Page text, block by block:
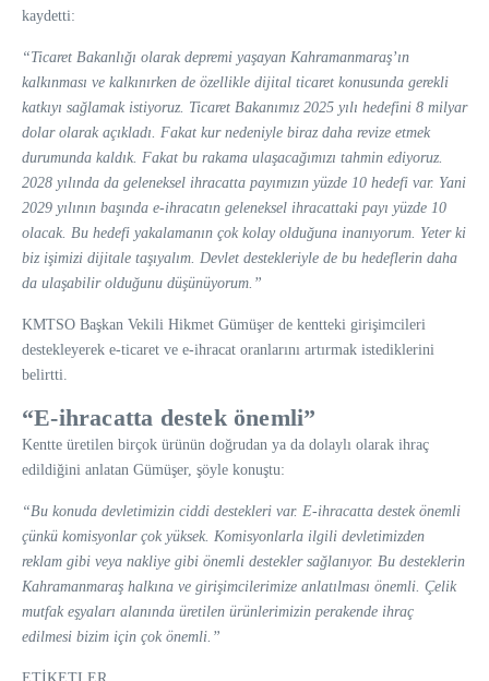
kaydetti:
“Ticaret Bakanlığı olarak depremi yaşayan Kahramanmaraş’ın
kalkınması ve kalkınırken de özellikle dijital ticaret konusunda gerekli
katkıyı sağlamak istiyoruz. Ticaret Bakanımız 2025 yılı hedefini 8 milyar
dolar olarak açıkladı. Fakat kur nedeniyle biraz daha revize etmek
durumunda kaldık. Fakat bu rakama ulaşacağımızı tahmin ediyoruz.
2028 yılında da geleneksel ihracatta payımızın yüzde 10 hedefi var. Yani
2029 yılının başında e-ihracatın geleneksel ihracattaki payı yüzde 10
olacak. Bu hedefi yakalamanın çok kolay olduğuna inanıyorum. Yeter ki
biz işimizi dijitale taşıyalım. Devlet destekleriyle de bu hedeflerin daha
da ulaşabilir olduğunu düşünüyorum.”
KMTSO Başkan Vekili Hikmet Gümüşer de kentteki girişimcileri
destekleyerek e-ticaret ve e-ihracat oranlarını artırmak istediklerini
belirtti.
“E-ihracatta destek önemli”
Kentte üretilen birçok ürünün doğrudan ya da dolaylı olarak ihraç
edildiğini anlatan Gümüşer, şöyle konuştu:
“Bu konuda devletimizin ciddi destekleri var. E-ihracatta destek önemli
çünkü komisyonlar çok yüksek. Komisyonlarla ilgili devletimizden
reklam gibi veya nakliye gibi önemli destekler sağlanıyor. Bu desteklerin
Kahramanmaraş halkına ve girişimcilerimize anlatılması önemli. Çelik
mutfak eşyaları alanında üretilen ürünlerimizin perakende ihraç
edilmesi bizim için çok önemli.”
ETİKETLER